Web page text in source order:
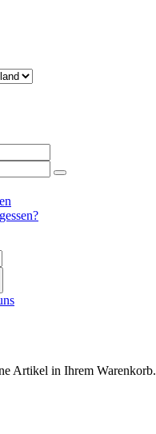
Artikel in Ihrem Warenkorb.